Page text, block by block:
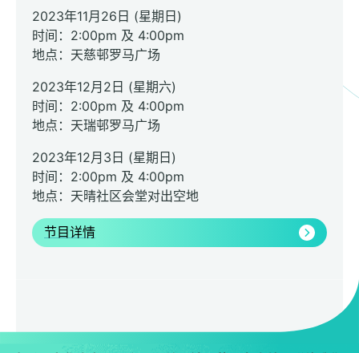
2023年11月26日 (星期日)
时间：2:00pm 及 4:00pm
地点：天慈邨罗马广场
2023年12月2日 (星期六)
时间：2:00pm 及 4:00pm
地点：天瑞邨罗马广场
2023年12月3日 (星期日)
时间：2:00pm 及 4:00pm
地点：天晴社区会堂对出空地
节目详情